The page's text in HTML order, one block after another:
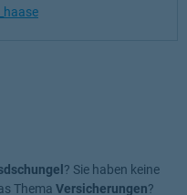
? Sie haben keine
Thema Versicherungen?